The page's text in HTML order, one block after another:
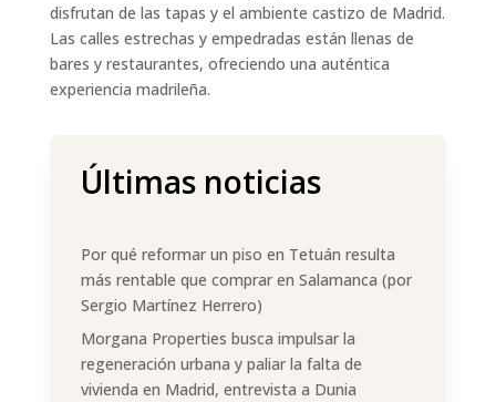
disfrutan de las tapas y el ambiente castizo de Madrid.
Las calles estrechas y empedradas están llenas de
bares y restaurantes, ofreciendo una auténtica
experiencia madrileña.
Últimas noticias
Por qué reformar un piso en Tetuán resulta
más rentable que comprar en Salamanca (por
Sergio Martínez Herrero)
Morgana Properties busca impulsar la
regeneración urbana y paliar la falta de
vivienda en Madrid, entrevista a Dunia